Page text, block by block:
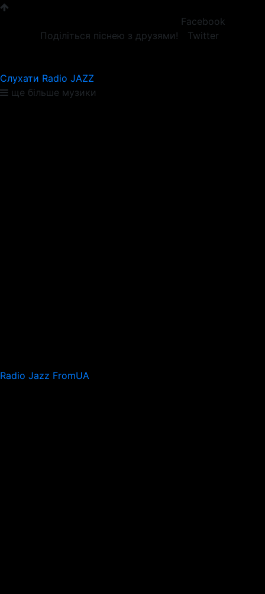
Поділіться піснею з друзями!
Facebook
Twitter
Слухати Radio JAZZ
ще більше музики
Radio Jazz FromUA